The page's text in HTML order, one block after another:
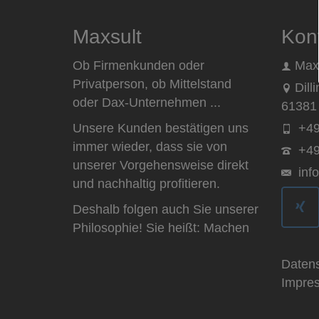
Maxsult
Ob Firmenkunden oder
Privatperson, ob Mittelstand
oder Dax-Unternehmen ...
Unsere Kunden bestätigen uns
immer wieder, dass sie von
unserer Vorgehensweise direkt
und nachhaltig profitieren.
Deshalb folgen auch Sie unserer
Philosophie! Sie heißt: Machen